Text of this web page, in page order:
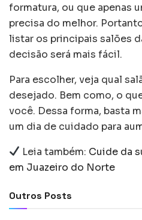
formatura, ou que apenas
precisa do melhor.
listar os principais salões
decisão será mais fácil.
Para escolher, veja qual
desejado. Bem como, o
você. Dessa forma, basta
um dia de cuidado para
Leia também: Cuide da
em Juazeiro do Norte
Outros Posts